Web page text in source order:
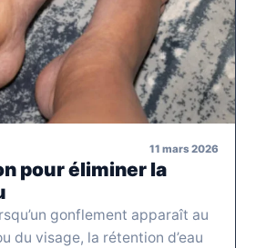
11 mars 2026
pour éliminer la
gonflement apparaît au
du visage, la rétention d’eau